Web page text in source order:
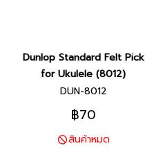
Dunlop Standard Felt Pick
for Ukulele (8012)
DUN-8012
฿70
สินค้าหมด